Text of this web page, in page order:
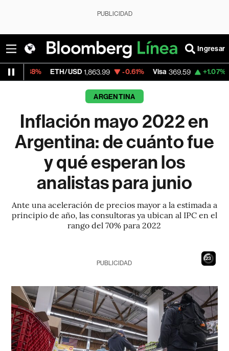
PUBLICIDAD
Ingresar
ETH/USD 1,863.99 -0.61% Visa 369.59 +1.07%
ARGENTINA
Inflación mayo 2022 en
Argentina: de cuánto fue
y qué esperan los
analistas para junio
Ante una aceleración de precios mayor a la estimada a
principio de año, las consultoras ya ubican al IPC en el
rango del 70% para 2022
21
PUBLICIDAD